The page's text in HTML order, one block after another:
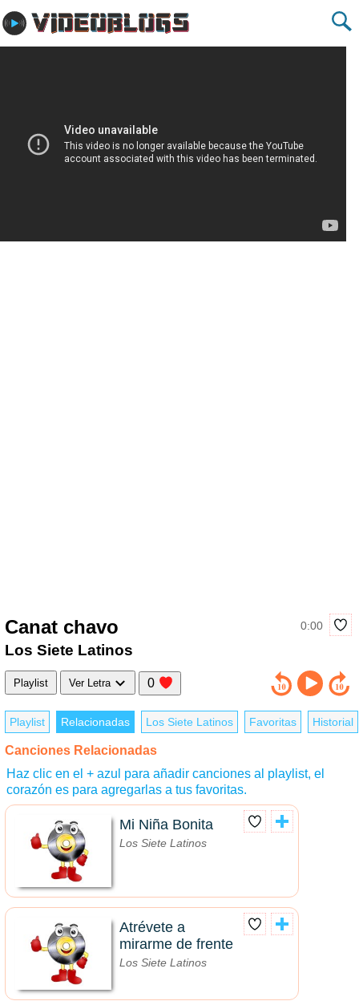
Canat chavo 0:00
Los Siete Latinos
Playlist Ver Letra 0
Playlist Relacionadas Los Siete Latinos Favoritas Historial
Canciones Relacionadas
Haz clic en el + azul para añadir canciones al playlist, el
corazón es para agregarlas a tus favoritas.
Mi Niña Bonita
Los Siete Latinos
Atrévete a
mirarme de frente
Los Siete Latinos